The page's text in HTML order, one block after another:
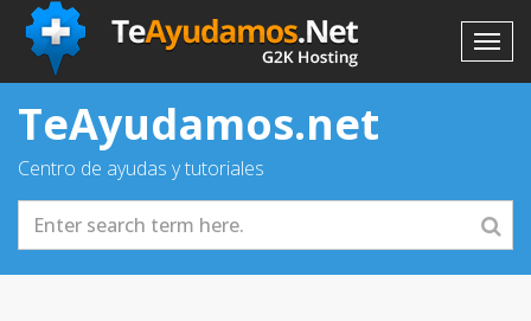
TeAyudamos.net
Centro de ayudas y tutoriales